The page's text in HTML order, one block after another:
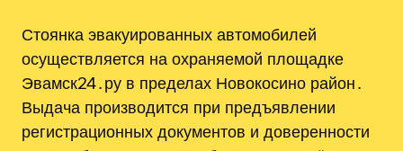
Стоянка эвакуированных автомобилей
осуществляется на охраняемой площадке
Эвамск24․ру в пределах Новокосино район․
Выдача производится при предъявлении
регистрационных документов и доверенности